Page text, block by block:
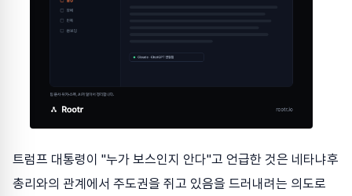
트럼프 대통령이 "누가 보스인지 안다"고 언급한 것은 네타냐후
총리와의 관계에서 주도권을 쥐고 있음을 드러내려는 의도로